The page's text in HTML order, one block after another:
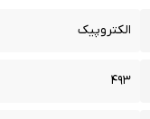
الکتروپیک
۴۹۳